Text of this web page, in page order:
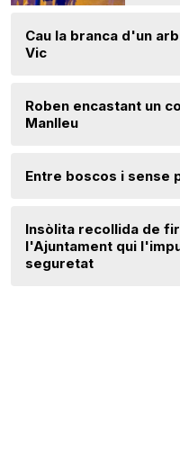
Cau la branca d'un
Vic
Roben encastant un
Manlleu
Entre boscos i sense
Insòlita recollida de
l'Ajuntament qui
seguretat